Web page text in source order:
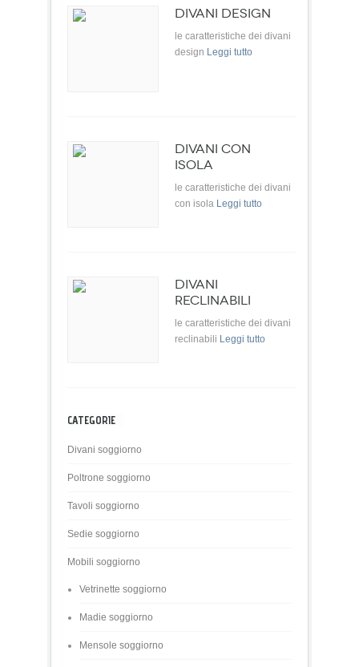
DIVANI DESIGN
le caratteristiche dei divani
design Leggi tutto
DIVANI CON
ISOLA
le caratteristiche dei divani
con isola Leggi tutto
DIVANI
RECLINABILI
le caratteristiche dei divani
reclinabili Leggi tutto
CATEGORIE
Divani soggiorno
Poltrone soggiorno
Tavoli soggiorno
Sedie soggiorno
Mobili soggiorno
Vetrinette soggiorno
Madie soggiorno
Mensole soggiorno